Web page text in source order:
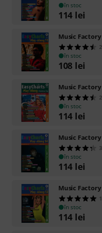
în stoc
114 lei
Music Factory
2
în stoc
108 lei
Music Factory
2
în stoc
114 lei
Music Factory
3
în stoc
114 lei
Music Factory
1
în stoc
114 lei